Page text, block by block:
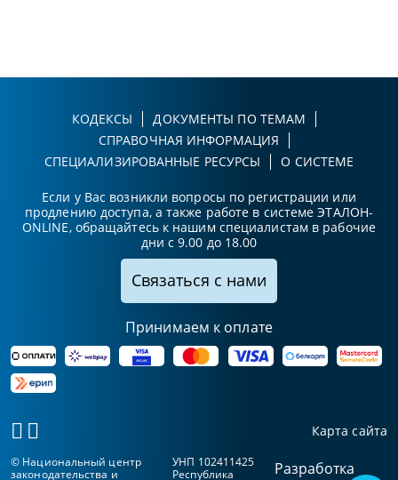
КОДЕКСЫ
ДОКУМЕНТЫ ПО ТЕМАМ
СПРАВОЧНАЯ ИНФОРМАЦИЯ
СПЕЦИАЛИЗИРОВАННЫЕ РЕСУРСЫ
О СИСТЕМЕ
Если у Вас возникли вопросы по регистрации или
продлению доступа, а также работе в системе ЭТАЛОН-
ONLINE, обращайтесь к нашим специалистам в рабочие
дни с 9.00 до 18.00
Связаться с нами
Принимаем к оплате
Карта сайта
© Национальный центр
законодательства и
УНП 102411425
Республика
Разработка